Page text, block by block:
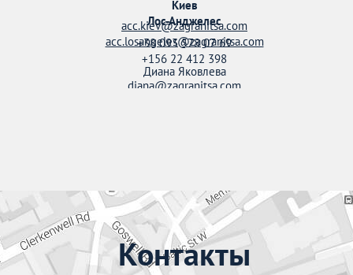
Киев
acc.kiev@zagranitsa.com
+38 093 578 07 69
Диана Яковлева
diana@zagranitsa.com
Лос-Анджелес
acc.losangeles@zagranitsa.com
+156 22 412 398
Контакты